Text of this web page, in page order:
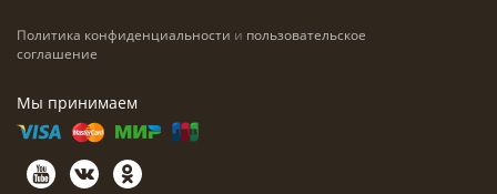
Политика конфиденциальности и пользовательское
соглашение
Мы принимаем